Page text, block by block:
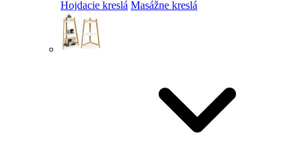
Hojdacie kreslá Masážne kreslá